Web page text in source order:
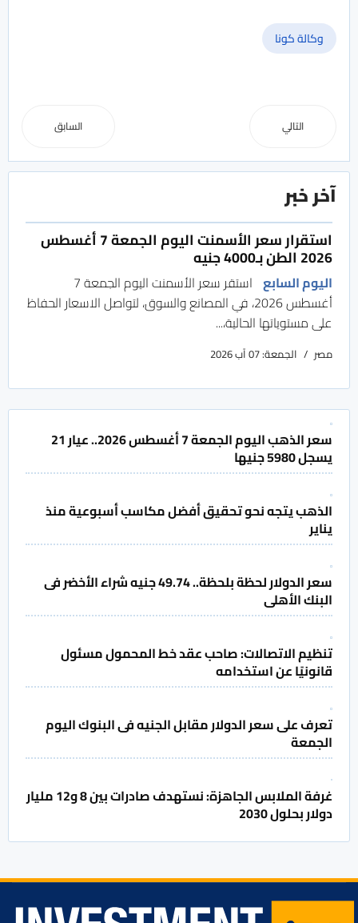
وكالة كونا
السابق التالي
آخر خبر
استقرار سعر الأسمنت اليوم الجمعة 7 أغسطس
2026 الطن بـ4000 جنيه
اليوم السابع
استقر سعر الأسمنت اليوم الجمعة 7
أغسطس 2026، في المصانع والسوق، لتواصل الاسعار الحفاظ
على مستوياتها الحالية،...
مصر الجمعة: 07 آب 2026
سعر الذهب اليوم الجمعة 7 أغسطس 2026.. عيار 21
يسجل 5980 جنيها
الذهب يتجه نحو تحقيق أفضل مكاسب أسبوعية منذ
يناير
سعر الدولار لحظة بلحظة.. 49.74 جنيه شراء الأخضر فى
البنك الأهلى
تنظيم الاتصالات: صاحب عقد خط المحمول مسئول
قانونيًا عن استخدامه
تعرف على سعر الدولار مقابل الجنيه فى البنوك اليوم
الجمعة
غرفة الملابس الجاهزة: نستهدف صادرات بين 8 و12 مليار
دولار بحلول 2030